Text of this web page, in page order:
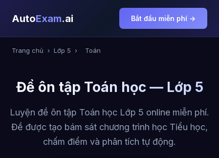
AutoExam.ai Bắt đầu miễn phí →
Trang chủ › Lớp 5 › Toán
Đề ôn tập Toán học — Lớp 5
Luyện đề ôn tập Toán học Lớp 5 online miễn phí.
Đề được tạo bám sát chương trình học Tiểu học,
chấm điểm và phân tích tự động.